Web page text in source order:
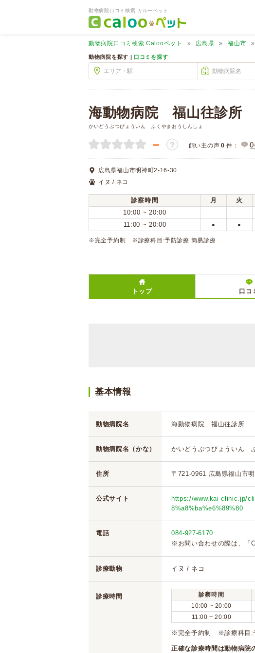
動物病院口コミ検索 カルーペット
動物病院口コミ検索 Calooペット 広島県 福山市
動物病院を探す | 口コミを探す
海動物病院 福山往診所
かいどうぶつびょういん ふくやまおうしんしょ
－ ？ 飼い主の声 0 件： 0
広島県福山市明神町2-16-30
イヌ / ネコ
診察時間 月 火
10:00 ~ 20:00
11:00 ~ 20:00 ● ●
※完全予約制 ※診療科目:予防診療 簡易診療
トップ 口コ
基本情報
動物病院名 海動物病院 福山往診所
動物病院名（かな） かいどうぶつびょういん
住所 〒721-0961 広島県福山市
公式サイト
https://www.kai-clinic.jp/
8%a8%ba%e6%89%80
電話
084-927-6170
※お問い合わせの際は、「
診療動物 イヌ / ネコ
診療時間 診察時間
10:00 ~ 20:00
11:00 ~ 20:00
※完全予約制 ※診療科目:
正確な診療時間は動物病院